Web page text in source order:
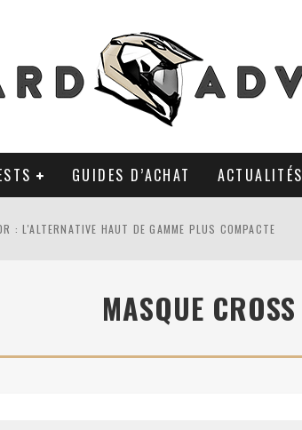
GUIDES D’ACHAT ACTUALITÉS
: L'ALTERNATIVE HAUT DE GAMME PLUS COMPACTE
DE GANTS MI-CUIR MI-SAISON
MASQUE CROSS